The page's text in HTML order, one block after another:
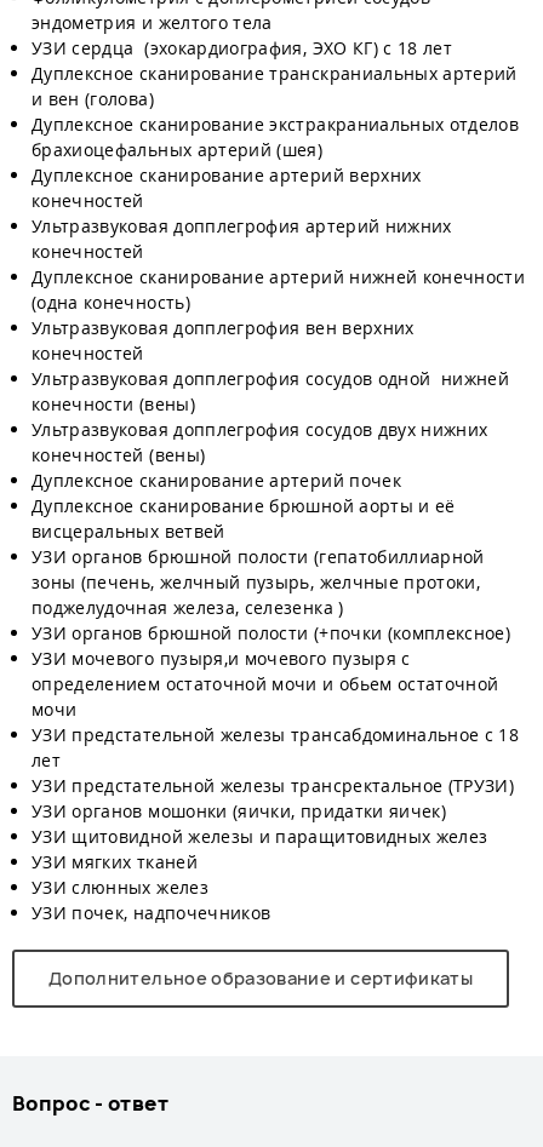
эндометрия и желтого тела
УЗИ сердца (эхокардиография, ЭХО КГ) с 18 лет
Дуплексное сканирование транскраниальных артерий
и вен (голова)
Дуплексное сканирование экстракраниальных отделов
брахиоцефальных артерий (шея)
Дуплексное сканирование артерий верхних
конечностей
Ультразвуковая допплегрофия артерий нижних
конечностей
Дуплексное сканирование артерий нижней конечности
(одна конечность)
Ультразвуковая допплегрофия вен верхних
конечностей
Ультразвуковая допплегрофия сосудов одной нижней
конечности (вены)
Ультразвуковая допплегрофия сосудов двух нижних
конечностей (вены)
Дуплексное сканирование артерий почек
Дуплексное сканирование брюшной аорты и её
висцеральных ветвей
УЗИ органов брюшной полости (гепатобиллиарной
зоны (печень, желчный пузырь, желчные протоки,
поджелудочная железа, селезенка )
УЗИ органов брюшной полости (+почки (комплексное)
УЗИ мочевого пузыря,и мочевого пузыря с
определением остаточной мочи и обьем остаточной
мочи
УЗИ предстательной железы трансабдоминальное с 18
лет
УЗИ предстательной железы трансректальное (ТРУЗИ)
УЗИ органов мошонки (яички, придатки яичек)
УЗИ щитовидной железы и паращитовидных желез
УЗИ мягких тканей
УЗИ слюнных желез
УЗИ почек, надпочечников
Дополнительное образование и сертификаты
Вопрос - ответ